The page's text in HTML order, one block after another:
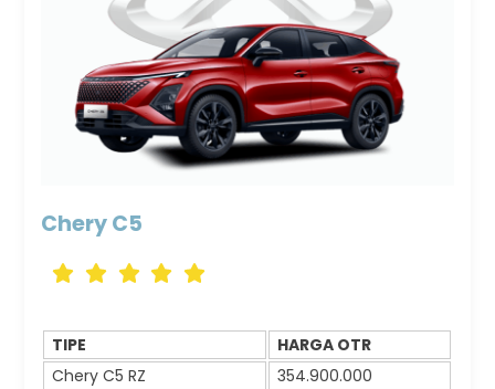
Chery C5
Icon
Icon
Icon
Icon
Icon
TIPE
HARGA OTR
Chery C5 RZ
354.900.000